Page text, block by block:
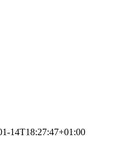
14T18:27:47+01:00